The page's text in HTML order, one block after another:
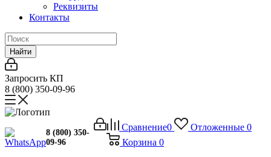
Реквизиты
Контакты
Найти
Запросить КП
8 (800) 350-09-96
Сравнение0 Отложенные 0
Корзина 0
8 (800) 350-
09-96